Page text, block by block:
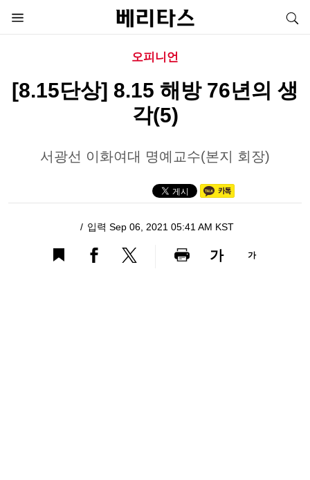
오피니언
[8.15단상] 8.15 해방 76년의 생
각(5)
서광선 이화여대 명예교수(본지 회장)
입력 Sep 06, 2021 05:41 AM KST
가 가